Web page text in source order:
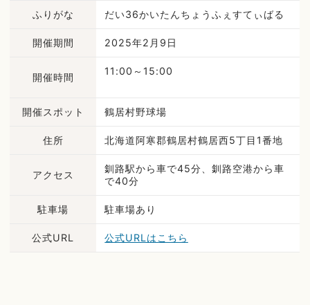
ふりがな だい36かいたんちょうふぇすてぃばる
開催期間 2025年2月9日
開催時間
11:00～15:00
開催スポット 鶴居村野球場
住所 北海道阿寒郡鶴居村鶴居西5丁目1番地
アクセス
釧路駅から車で45分、釧路空港から車
で40分
駐車場 駐車場あり
公式URL 公式URLはこちら